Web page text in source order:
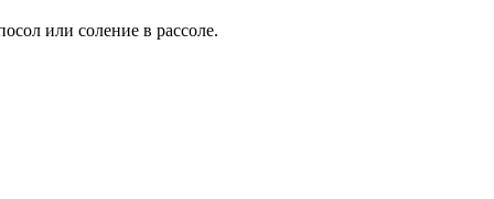
или соление в рассоле.